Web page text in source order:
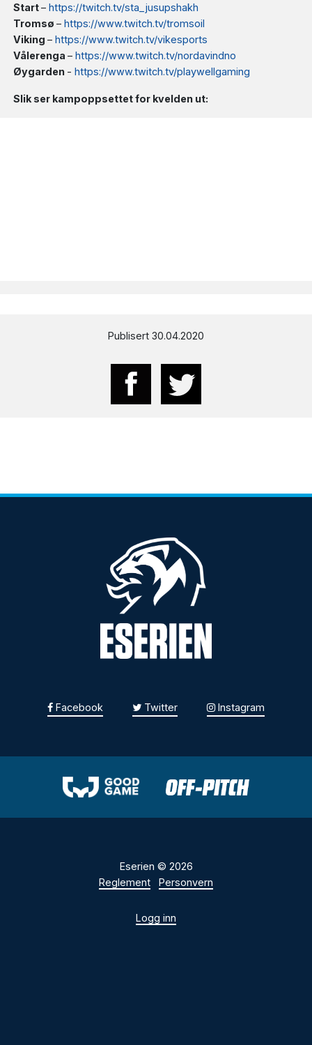
Start–https://twitch.tv/sta_jusupshakh
Tromsø–https://www.twitch.tv/tromsoil
Viking–https://www.twitch.tv/vikesports
Vålerenga–https://www.twitch.tv/nordavindno
Øygarden -https://www.twitch.tv/playwellgaming
Slik ser kampoppsettet for kvelden ut:
Publisert 30.04.2020
Facebook Twitter Instagram
Eserien © 2026
Reglement
Personvern
Logg inn